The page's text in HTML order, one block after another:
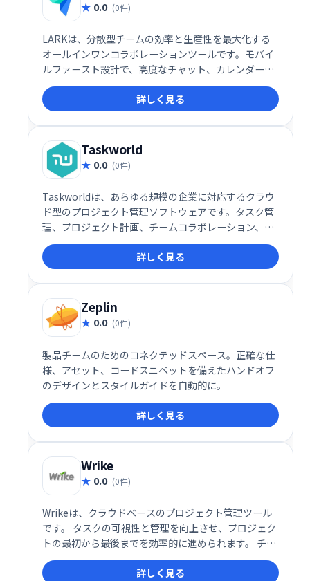
功に貢献します。
0.0 (0件)
LARKは、分散型チームの効率と生産性を最大化する
オールインワンコラボレーションツールです。モバイ
ルファースト設計で、高度なチャット、カレンダー、
ドキュメント作成機能などを統合。あらゆる規模のチ
ームがシームレスな連携を実現し、仕事への満足度を
高めることができます。直感的なインターフェースと
豊富な機能で、スムーズなワークフローをサポートし
ます。
詳しく見る
Taskworld
0.0 (0件)
Taskworldは、あらゆる規模の企業に対応するクラウ
ド型のプロジェクト管理ソフトウェアです。タスク管
理、プロジェクト計画、チームコラボレーション、進
捗レポート機能を提供し、iOS/Androidアプリにも対
応。スムーズなプロジェクト遂行とチームワークの向
上を実現します。
詳しく見る
Zeplin
0.0 (0件)
製品チームのためのコネクテッドスペース。正確な仕
様、アセット、コードスニペットを備えたハンドオフ
のデザインとスタイルガイドを自動的に。
詳しく見る
Wrike
0.0 (0件)
Wrikeは、クラウドベースのプロジェクト管理ツール
です。 タスクの可視性と管理を向上させ、プロジェク
トの最初から最後までを効率的に進められます。 チー
ムコラボレーションを促進し、スムーズなワークフロ
ーを実現することで、生産性向上に貢献します。
詳しく見る